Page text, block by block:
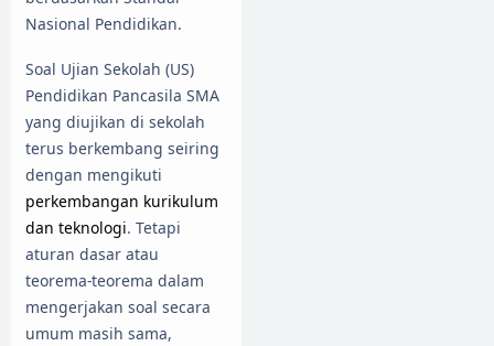
Nasional Pendidikan.
Soal Ujian Sekolah (US)
Pendidikan Pancasila SMA
yang diujikan di sekolah
terus berkembang seiring
dengan mengikuti
perkembangan kurikulum
dan teknologi. Tetapi
aturan dasar atau
teorema-teorema dalam
mengerjakan soal secara
umum masih sama,